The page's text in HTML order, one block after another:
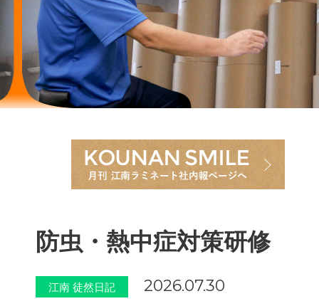
防虫・熱中症対策研修
江南 徒然日記 2026.07.30